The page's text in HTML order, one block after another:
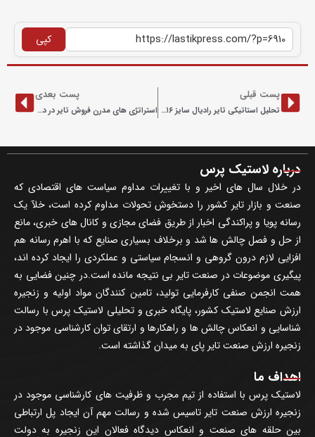
کپی
پست قبلی
تحلیل استاتیکی تایر رادیال سایز ۲۰۵٫۵۵R۱۶ طرح NEPTUNE به روش المان محدود در نرم افزار آباکوس
پست بعدی
استراتژی های مدرن فروش تایر در دنیا
درباره لاستیک پرس
در خلال سال های اخیر و با تغییرات مداوم سیاست های اقتصادی که
صنعت و بازار تایر کشور را دستخوش تحولات مداوم کرده است، خلآ یک
رسانه پویا و پراکندگی اخبار از طریق فضای مجازی و کانال های خبری، مانع
از حل و فصل چالش ها شد و برخلاف بسیاری صنایع که با اهرم رسانه هم
افزایی لازم درون گروهی و انسجام سیاستی و عملکردی را ایجاد کرده اند،
پیگیری موضوعات در صنعت تایر بی نتیجه مانده است.در چنین فضایی به
همت انجمن صنفی کارفرمایی تولید، تامین کنندگان مواد اولیه و زنجیره
ارزش صنایع لاستیک کشور، پایگاه خبری و تحلیلی لاستیک پرس با رسالت
شناسایی و انعکاس چالش ها و راهکارها و ارتقای توان کارشناسی موجود در
زنجیره ارزش صنعت تایر پای به میدان گذاشته است.
اهداف ما
لاستیک پرس با استفاده از تیم مجرب و ظرفیت های کارشناسی موجود در
زنجیره ارزش صنعت تایر تاسیس شده و رسالت مهم آن ایجاد پل ارتباطی
بین حلقه های صنعت و انعکاس دیدگاه فعالان این زنجیره به دولت